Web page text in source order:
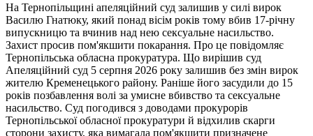
На Тернопільщині апеляційний суд залишив у силі вирок
Василю Гнатюку, який понад вісім років тому вбив 17-річну
випускницю та вчинив над нею сексуальне насильство.
Захист просив пом'якшити покарання. Про це повідомляє
Тернопільська обласна прокуратура. Що вирішив суд
Апеляційний суд 5 серпня 2026 року залишив без змін вирок
жителю Кременецького району. Раніше його засудили до 15
років позбавлення волі за умисне вбивство та сексуальне
насильство. Суд погодився з доводами прокурорів
Тернопільської обласної прокуратури й відхилив скарги
сторони захисту, яка вимагала пом'якшити призначене